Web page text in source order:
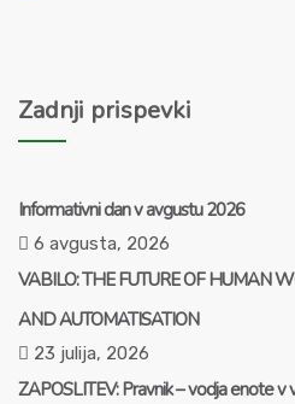
Zadnji prispevki
Informativni dan v avgustu 2026
6 avgusta, 2026
VABILO: THE FUTURE OF HUMAN
AND AUTOMATISATION
23 julija, 2026
ZAPOSLITEV: Pravnik – vodja enote v